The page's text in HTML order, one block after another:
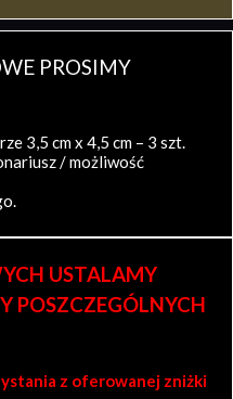
PROSIMY
3,5 cm x 4,5 cm – 3 szt.
/ możliwość
USTALAMY
POSZCZEGÓLNYCH
z oferowanej zniżki